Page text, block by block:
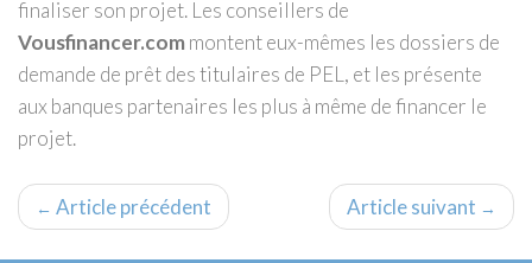
finaliser son projet. Les conseillers de
Vousfinancer.commontent eux-mêmes les dossiers de
demande de prêt des titulaires de PEL, et les présente
aux banques partenaires les plus à même de financer le
projet.
← Article précédent Article suivant →